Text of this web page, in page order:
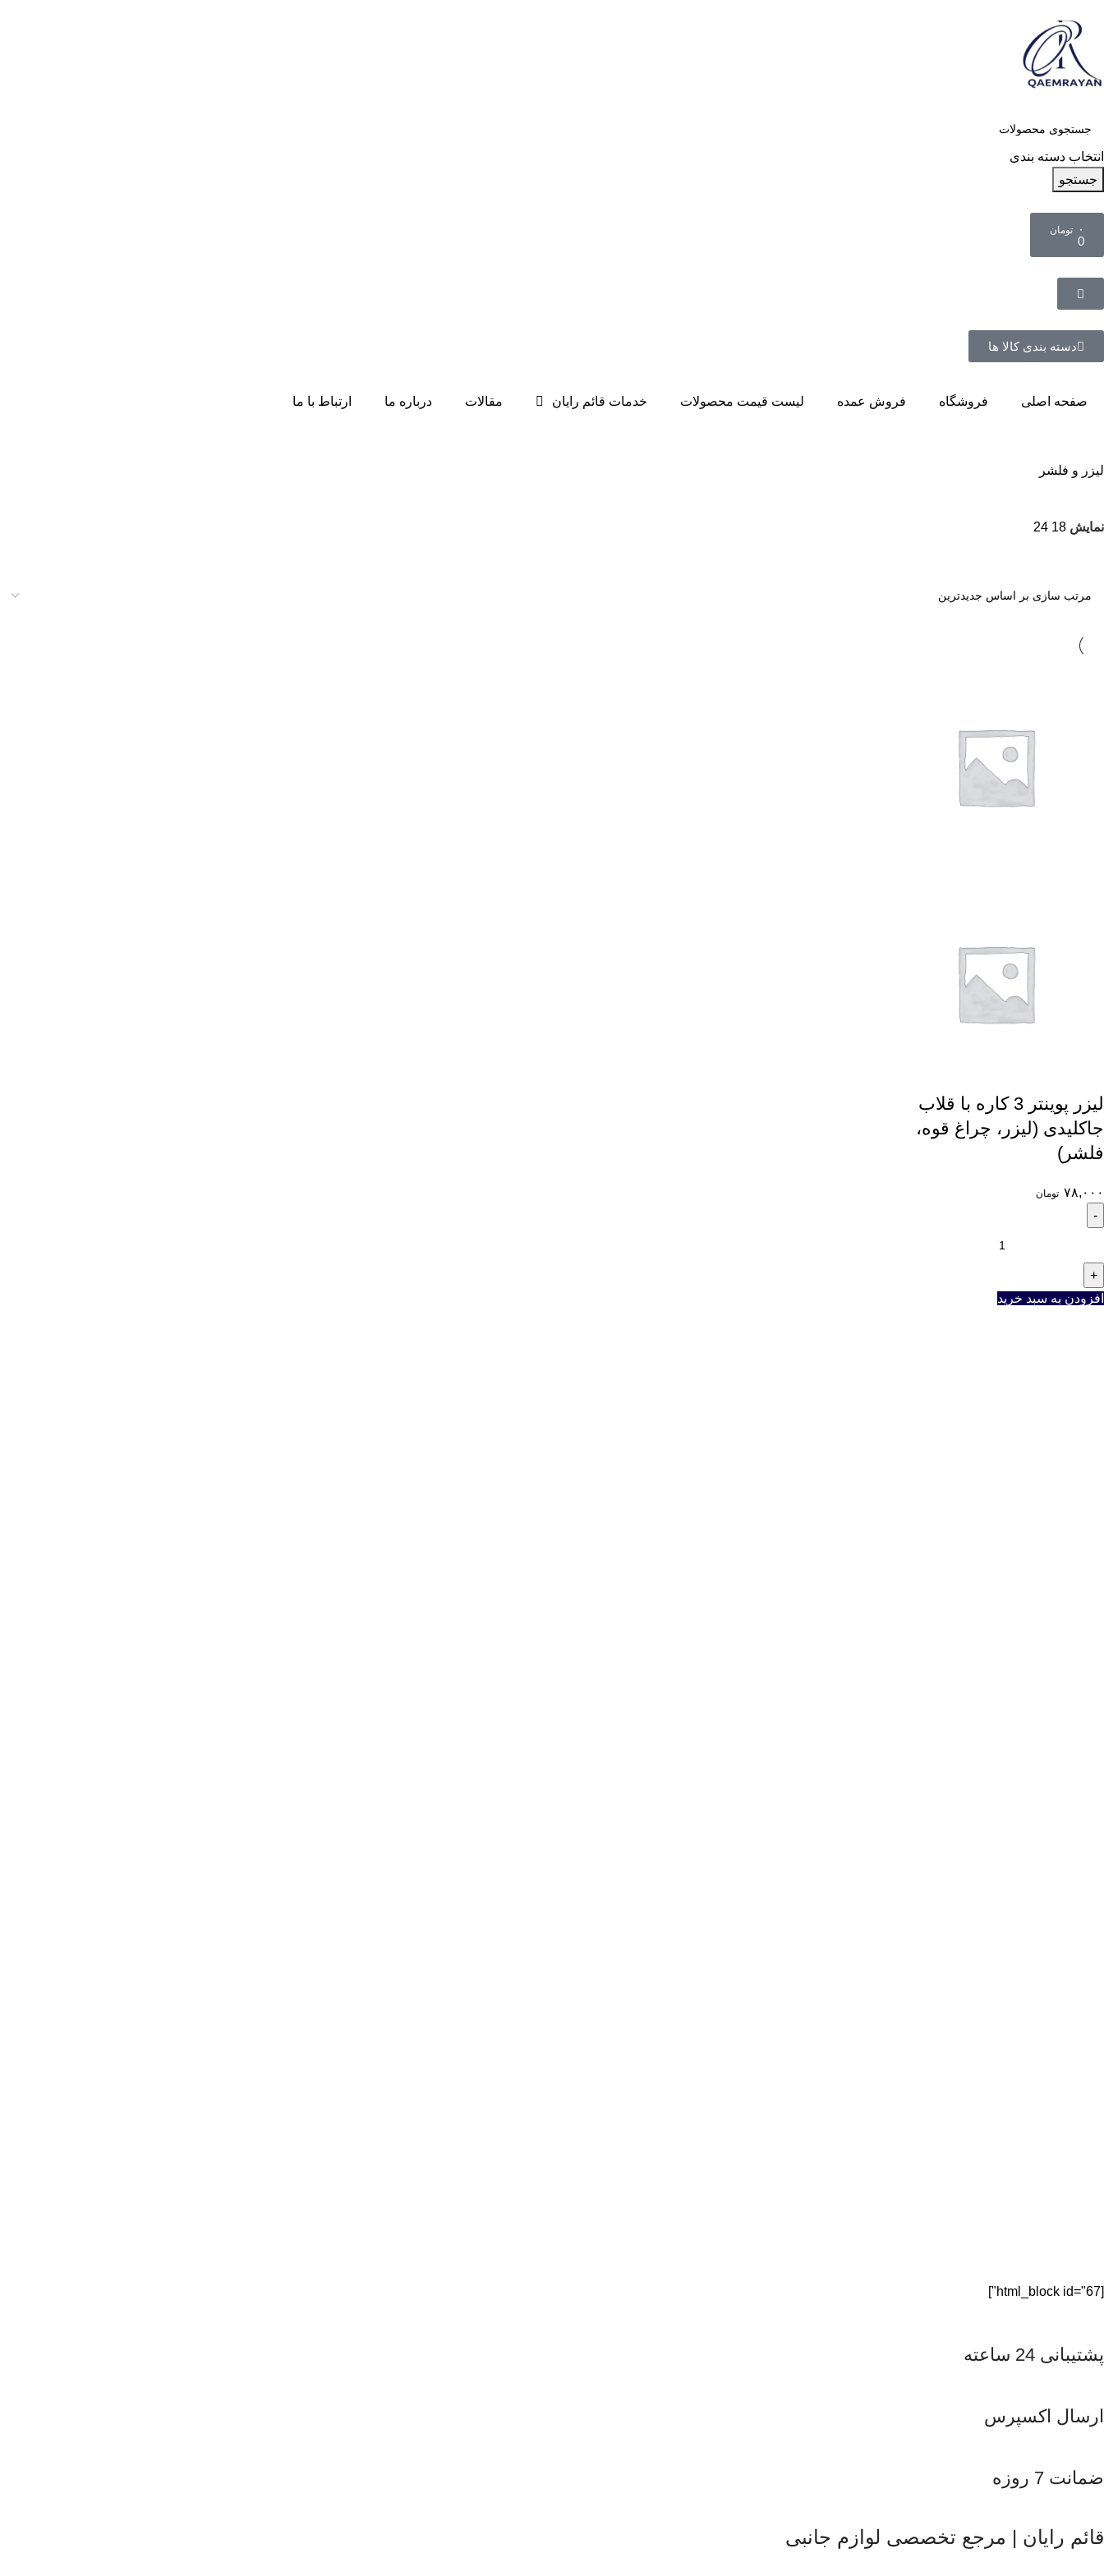
انتخاب دسته بندی
جستجو
۰ تومان
0
دسته بندی کالا ها
صفحه اصلی فروشگاه فروش عمده لیست قیمت محصولات خدمات قائم رایان مقالات درباره ما ارتباط با ما
لیزر و فلشر
نمایش 18
24
لیزر پوینتر 3 کاره با قلاب
جاکلیدی (لیزر، چراغ قوه،
فلشر)
۷۸,۰۰۰ تومان
افزودن به سبد خرید
[html_block id="67"]
پشتیبانی 24 ساعته
ارسال اکسپرس
ضمانت 7 روزه
قائم رایان | مرجع تخصصی لوازم جانبی